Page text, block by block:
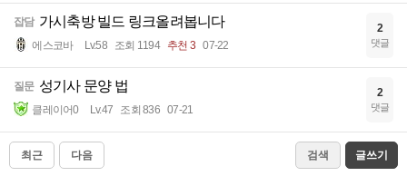
잡담 가시축방 빌드 링크올려봅니다
에스코바 Lv.58 조회 1194 추천 3 07-22
2
댓글
질문 성기사 문양 법
클레이어0 Lv.47 조회 836 07-21
2
댓글
최근 다음 검색 글쓰기